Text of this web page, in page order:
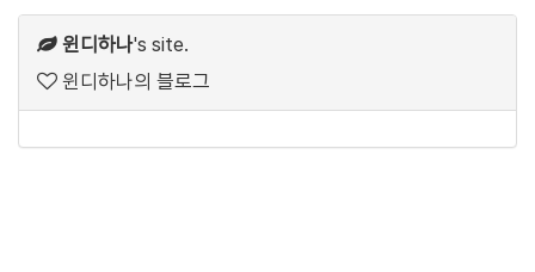
윈디하나's site.
윈디하나의 블로그